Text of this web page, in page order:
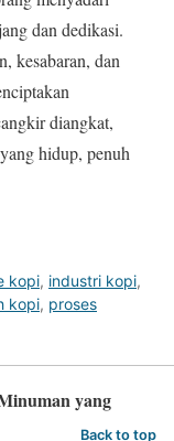
dan dedikasi.
kesabaran, dan
diangkat,
hidup, penuh
kopi, industri kopi,
kopi, proses
yang
Back to top